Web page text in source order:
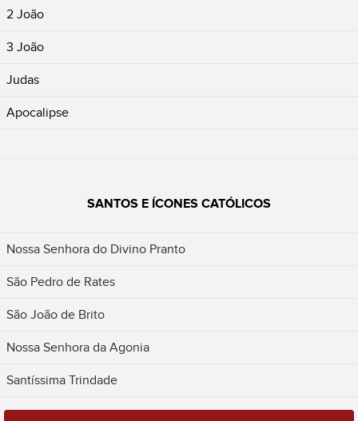
2 João
3 João
Judas
Apocalipse
SANTOS E ÍCONES CATÓLICOS
Nossa Senhora do Divino Pranto
São Pedro de Rates
São João de Brito
Nossa Senhora da Agonia
Santíssima Trindade